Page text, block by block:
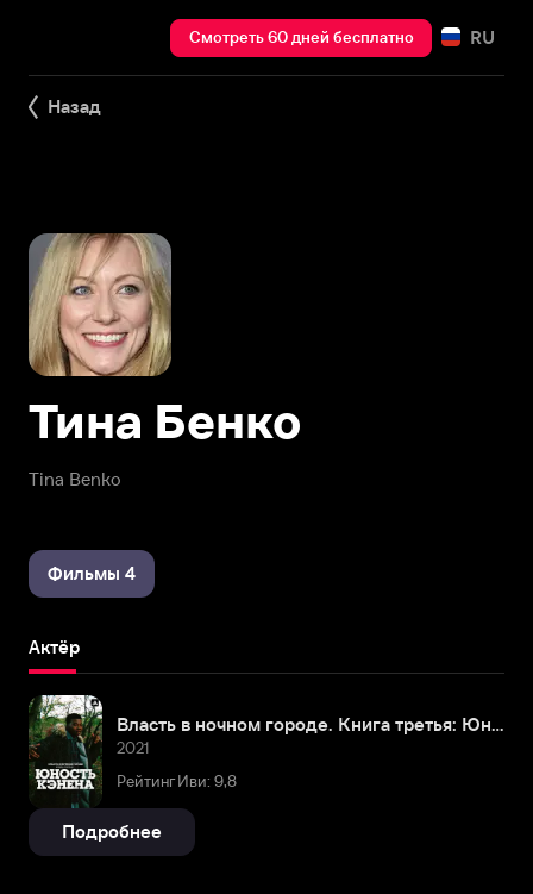
Смотреть 60 дней бесплатно RU
Назад
Tina Benko
Тина Бенко
Фильмы 4
Актёр
Власть в ночном городе. Книга третья: Юность Кэнена
2021
Рейтинг Иви: 9,8
Подробнее